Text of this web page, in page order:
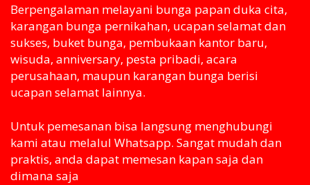
Berpengalaman melayani bunga papan duka cita,
karangan bunga pernikahan, ucapan selamat dan
sukses, buket bunga, pembukaan kantor baru,
wisuda, anniversary, pesta pribadi, acara
perusahaan, maupun karangan bunga berisi
ucapan selamat lainnya.
Untuk pemesanan bisa langsung menghubungi
kami atau melaluI Whatsapp. Sangat mudah dan
praktis, anda dapat memesan kapan saja dan
dimana saja